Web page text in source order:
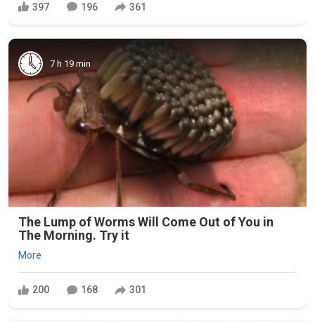
397 196 361
7 h 19 min
The Lump of Worms Will Come Out of You in
The Morning. Try it
More
200 168 301